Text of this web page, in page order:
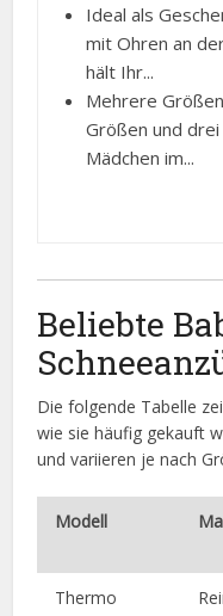
Ideal als
mit Ohren an
hält Ihr...
Mehrere
Größen und drei
Mädchen im...
Beliebte
Die folgende Tabelle
wie sie häufig gekauft
und variieren je nach
Modell
Thermo